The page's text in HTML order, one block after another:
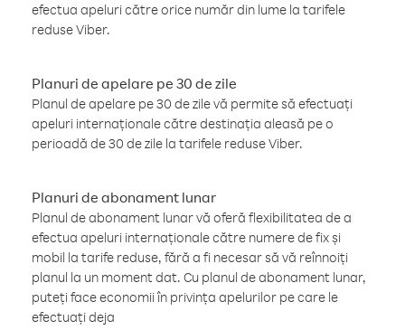
efectua apeluri către orice număr din lume la tarifele
reduse Viber.
Planuri de apelare pe 30 de zile
Planul de apelare pe 30 de zile vă permite să efectuați
apeluri internaționale către destinația aleasă pe o
perioadă de 30 de zile la tarifele reduse Viber.
Planuri de abonament lunar
Planul de abonament lunar vă oferă flexibilitatea de a
efectua apeluri internaționale către numere de fix și
mobil la tarife reduse, fără a fi necesar să vă reînnoiți
planul la un moment dat. Cu planul de abonament lunar,
puteți face economii în privința apelurilor pe care le
efectuați deja